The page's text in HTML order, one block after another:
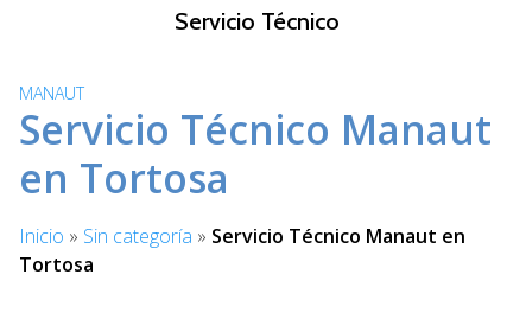
Servicio Técnico
MANAUT
Servicio Técnico Manaut
en Tortosa
Inicio » Sin categoría » Servicio Técnico Manaut en
Tortosa